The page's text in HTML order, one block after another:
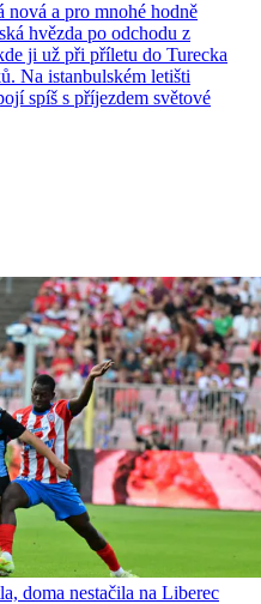
nová a pro mnohé hodně
hvězda po odchodu z
ji už při příletu do Turecka
Na istanbulském letišti
spíš s příjezdem světové
doma nestačila na Liberec